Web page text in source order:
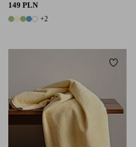
149 PLN
7 kolory
+2
do ulubionych